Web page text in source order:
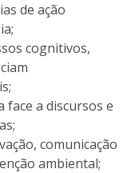
de ação
cognitivos,
face a discursos e
comunicação
ambiental;